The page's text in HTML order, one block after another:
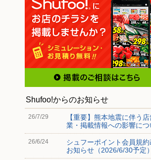
Shufoo!からのお知らせ
26/7/29
【重要】熊本地震に伴う
業・掲載情報への影響につ
26/6/24
シュフーポイント会員規
お知らせ（2026/6/30予定）